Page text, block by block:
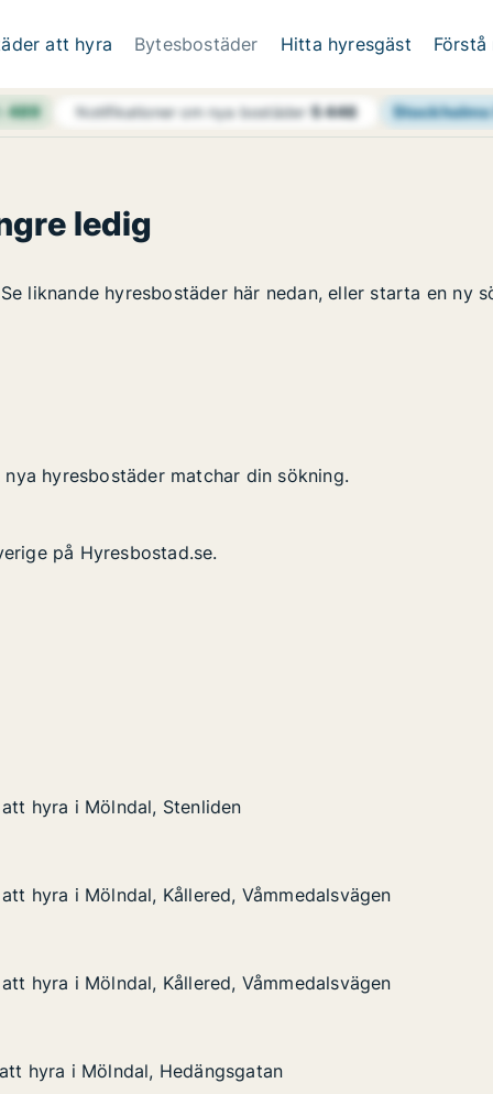
att hyra Bytesbostäder Hitta hyresgäst Förstå
489 Notifikationer om nya bostäder5 446 Stockholms
ledig
liknande hyresbostäder här nedan, eller starta en ny
hyresbostäder matchar din sökning.
på Hyresbostad.se.
Stenliden
hyra i Mölndal, Stenliden
hyra i Mölndal, Stenliden
Kållered, Våmmedalsvägen
hyra i Mölndal, Kållered, Våmmedalsvägen
hyra i Mölndal, Kållered, Våmmedalsvägen
Kållered, Våmmedalsvägen
hyra i Mölndal, Kållered, Våmmedalsvägen
hyra i Mölndal, Kållered, Våmmedalsvägen
Hedängsgatan
hyra i Mölndal, Hedängsgatan
hyra i Mölndal, Hedängsgatan